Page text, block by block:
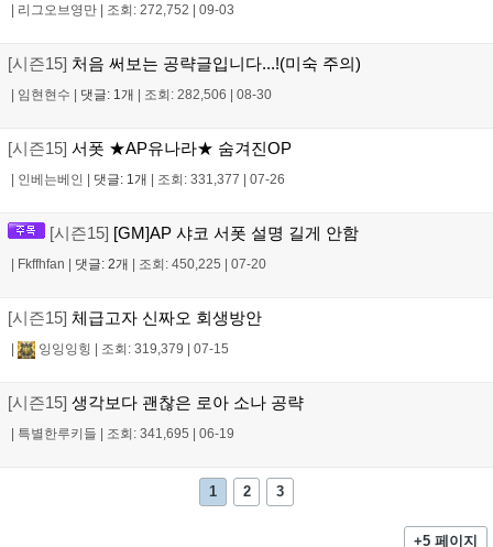
| 리그오브영만 | 조회: 272,752 | 09-03
[시즌15] 처음 써보는 공략글입니다...!(미숙 주의)
| 임현현수 | 댓글: 1개 | 조회: 282,506 | 08-30
[시즌15] 서폿 ★AP유나라★ 숨겨진OP
| 인베는베인 | 댓글: 1개 | 조회: 331,377 | 07-26
[시즌15] [GM]AP 샤코 서폿 설명 길게 안함
| Fkffhfan | 댓글: 2개 | 조회: 450,225 | 07-20
[시즌15] 체급고자 신짜오 회생방안
| 잉잉잉힝 | 조회: 319,379 | 07-15
[시즌15] 생각보다 괜찮은 로아 소나 공략
| 특별한루키들 | 조회: 341,695 | 06-19
1 2 3
+5 페이지